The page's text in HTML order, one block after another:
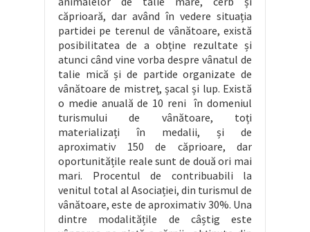
căprioară, dar având în vedere situația
partidei pe terenul de vânătoare, există
posibilitatea de a obține rezultate și
atunci când vine vorba despre vânatul de
talie mică și de partide organizate de
vânătoare de mistreț, șacal și lup. Există
o medie anuală de 10 reni în domeniul
turismului de vânătoare, toți
materializați în medalii, și de
aproximativ 150 de căprioare, dar
oportunitățile reale sunt de două ori mai
mari. Procentul de contribuabili la
venitul total al Asociației, din turismul de
vânătoare, este de aproximativ 30%. Una
dintre modalitățile de câștig este